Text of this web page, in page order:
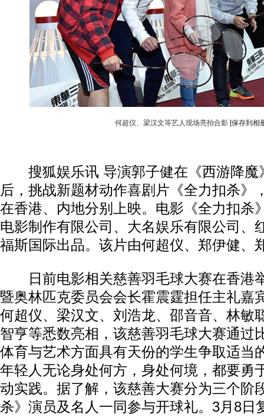
何超仪、梁汉文等艺人现场亮拍合影 [保存到相
搜狐娱乐讯 导演郭子健在《西游降魔
后，挑战新题材动作喜剧片《全力扣杀》
在香港、内地分别上映。电影《全力扣杀
电影制作有限公司、大名娱乐有限公司、
福斯国际出品。该片由何超仪、郑伊健、
日前电影相关慈善羽毛球大赛在香港
暨奥林匹克委员会会长霍震霆担任主礼嘉
何超仪、梁汉文、刘浩龙、邵音音、林敏
智亨等悉数亮相，该慈善羽毛球大赛通过
体育与艺术方面具有天份的学生争取适当
年轻人无论身处何方，身处何境，都要勇
动实践。据了解，该慈善大赛分为三个阶
杀》演员及名人一同参与开球礼。3月8日